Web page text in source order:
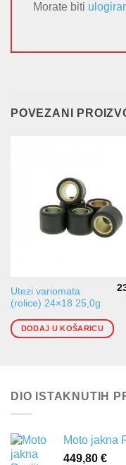
Morate biti
POVEZANI
Utezi variomata
(rolice) 24×18 25,0g
DODAJ U KOŠARICU
DIO ISTAKNUTIH
Moto jakna
449,80 €